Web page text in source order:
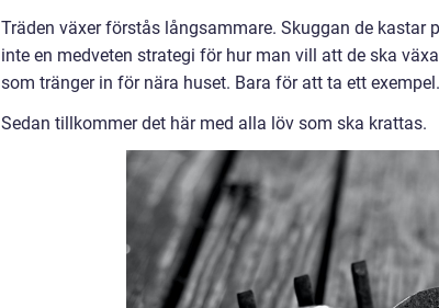
Träden växer förstås långsammare. Skuggan de kastar
inte en medveten strategi för hur man vill att de ska
som tränger in för nära huset. Bara för att ta ett exempel.
Sedan tillkommer det här med alla löv som ska krattas.